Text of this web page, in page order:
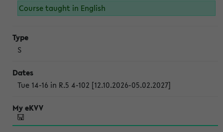
Course taught in English
S
Tue 14-16 in R.5 4-102 [12.10.2026-05.02.2027]